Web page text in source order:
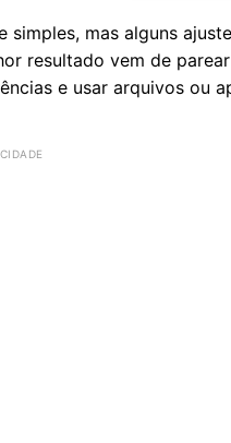
simples, mas alguns
resultado vem de
e usar arquivos ou